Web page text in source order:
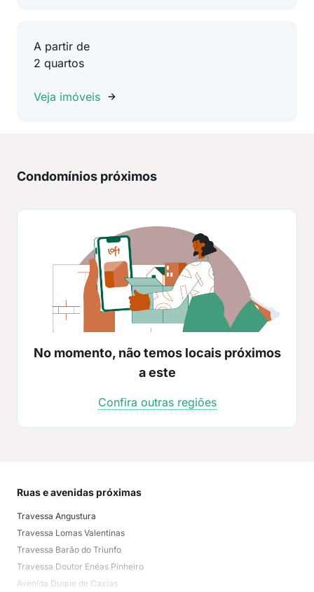
A partir de
2 quartos
Veja imóveis
Condomínios próximos
No momento, não temos locais próximos
a este
Confira outras regiões
Ruas e avenidas próximas
Travessa Angustura
Travessa Lomas Valentinas
Travessa Barão do Triunfo
Travessa Doutor Enéas Pinheiro
Avenida Duque de Caxias